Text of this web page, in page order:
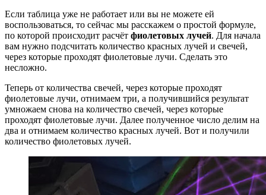
Если таблица уже не работает или вы не можете ей
воспользоваться, то сейчас мы расскажем о простой формуле,
по которой происходит расчёт фиолетовых лучей. Для начала
вам нужно подсчитать количество красных лучей и свечей,
через которые проходят фиолетовые лучи. Сделать это
несложно.
Теперь от количества свечей, через которые проходят
фиолетовые лучи, отнимаем три, а получившийся результат
умножаем снова на количество свечей, через которые
проходят фиолетовые лучи. Далее полученное число делим на
два и отнимаем количество красных лучей. Вот и получили
количество фиолетовых лучей.